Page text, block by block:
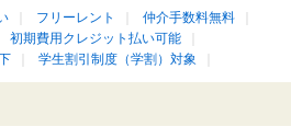
フリーレント
仲介手数料無料
初期費用クレジット払い可能
学生割引制度（学割）対象